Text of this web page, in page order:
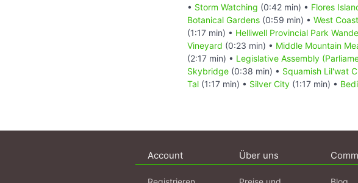
• Storm Watching (0:42 min) • Flores
Botanical Gardens (0:59 min) • West
(1:17 min) • Helliwell Provincial Park
Vineyard (0:23 min) • Middle Mountain
(2:17 min) • Legislative Assembly
Skybridge (0:38 min) • Squamish Lil'wat
Tal (1:17 min) • Silver City (1:17 min) •
Account Über uns